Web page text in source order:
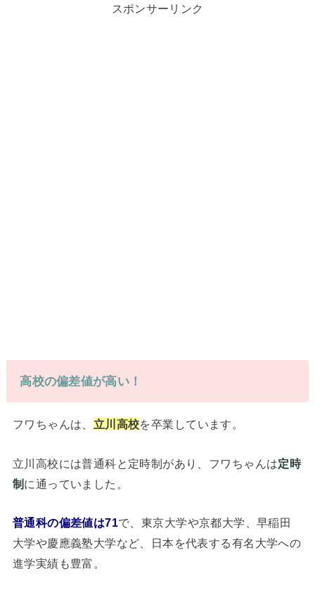
スポンサーリンク
高校の偏差値が高い！
フワちゃんは、 立川高校を卒業しています。
立川高校には普通科と定時制があり、フワちゃんは定時
制 に通っていました。
普通科の偏差値は71で、東京大学や京都大学、早稲田
大学や慶應義塾大学など、日本を代表する有名大学への
進学実績も豊富。